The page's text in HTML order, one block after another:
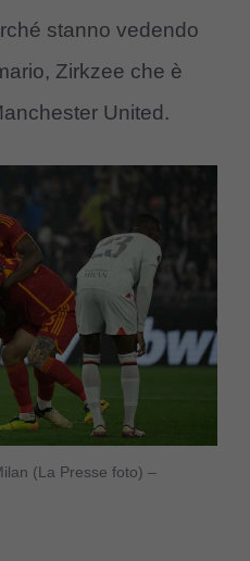
stanno vedendo
Zirkzee che è
United.
(La Presse foto) –